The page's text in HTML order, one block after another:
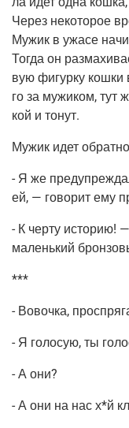
Через неко­то­рое
Мужик в ужа­се
Тогда он
вую фигур­ку
го за мужи­ком, тут
кой и тонут.
Мужик идет
- Я же
ей, — гово­рит ему
- К чер­ту исто­рию!
малень­кий
***
- Вовоч­ка,
- Я голо­сую, ты
- А они?
- А они на нас х*й